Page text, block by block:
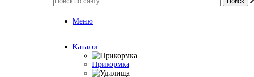
Меню
Каталог
Прикормка